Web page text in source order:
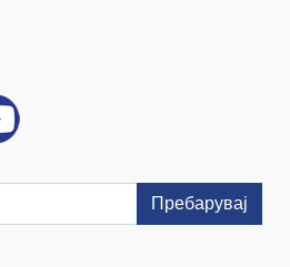
Пребарувај